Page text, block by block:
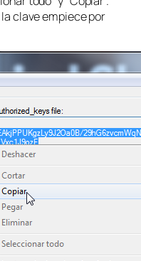
clave empiece por